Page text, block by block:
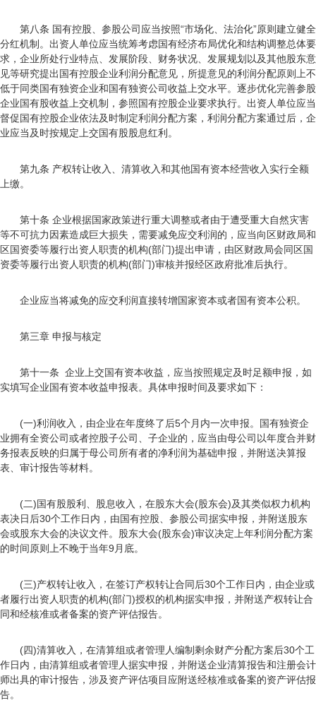
第八条 国有控股、参股公司应当按照“市场化、法治化”原则建立健全
分红机制。出资人单位应当统筹考虑国有经济布局优化和结构调整总体要
求，企业所处行业特点、发展阶段、财务状况、发展规划以及其他股东意
见等研究提出国有控股企业利润分配意见，所提意见的利润分配原则上不
低于同类国有独资企业和国有独资公司收益上交水平。逐步优化完善参股
企业国有股收益上交机制，参照国有控股企业要求执行。出资人单位应当
督促国有控股企业依法及时制定利润分配方案，利润分配方案通过后，企
业应当及时按规定上交国有股股息红利。
第九条 产权转让收入、清算收入和其他国有资本经营收入实行全额
上缴。
第十条 企业根据国家政策进行重大调整或者由于遭受重大自然灾害
等不可抗力因素造成巨大损失，需要减免应交利润的，应当向区财政局和
区国资委等履行出资人职责的机构(部门)提出申请，由区财政局会同区国
资委等履行出资人职责的机构(部门)审核并报经区政府批准后执行。
企业应当将减免的应交利润直接转增国家资本或者国有资本公积。
第三章 申报与核定
第十一条 企业上交国有资本收益，应当按照规定及时足额申报，如
实填写企业国有资本收益申报表。具体申报时间及要求如下：
(一)利润收入，由企业在年度终了后5个月内一次申报。国有独资企
业拥有全资公司或者控股子公司、子企业的，应当由母公司以年度合并财
务报表反映的归属于母公司所有者的净利润为基础申报，并附送决算报
表、审计报告等材料。
(二)国有股股利、股息收入，在股东大会(股东会)及其类似权力机构
表决日后30个工作日内，由国有控股、参股公司据实申报，并附送股东
会或股东大会的决议文件。股东大会(股东会)审议决定上年利润分配方案
的时间原则上不晚于当年9月底。
(三)产权转让收入，在签订产权转让合同后30个工作日内，由企业或
者履行出资人职责的机构(部门)授权的机构据实申报，并附送产权转让合
同和经核准或者备案的资产评估报告。
(四)清算收入，在清算组或者管理人编制剩余财产分配方案后30个工
作日内，由清算组或者管理人据实申报，并附送企业清算报告和注册会计
师出具的审计报告，涉及资产评估项目应附送经核准或备案的资产评估报
告。